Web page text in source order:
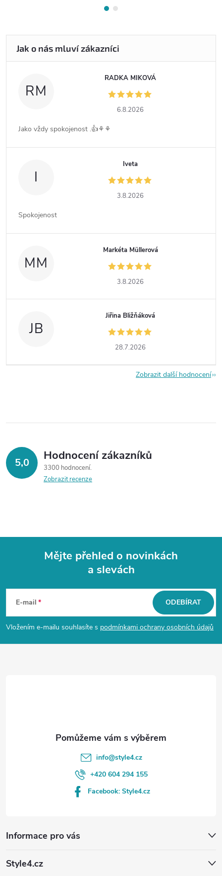
RM
RADKA MIKOVÁ
6.8.2026
Jako vždy spokojenost .👍⚘️⚘️
I
Iveta
3.8.2026
Spokojenost
MM
Markéta Müllerová
3.8.2026
JB
Jiřina Bližňáková
28.7.2026
Zobrazit další hodnocení
5,0 Hodnocení zákazníků
3300 hodnocení
Zobrazit recenze
p
Mějte přehled o novinkách
a slevách
E-mail
Vložením e-mailu souhlasíte s podmínkami ochrany osobních údajů
ODEBÍRAT
Informace pro vás
Style4.cz
info@style4.cz
+420 604 294 155
Facebook: Style4.cz